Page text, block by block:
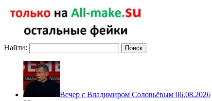
Найти:
Вечер с Владимиром Соловьёвым 06.08.2026